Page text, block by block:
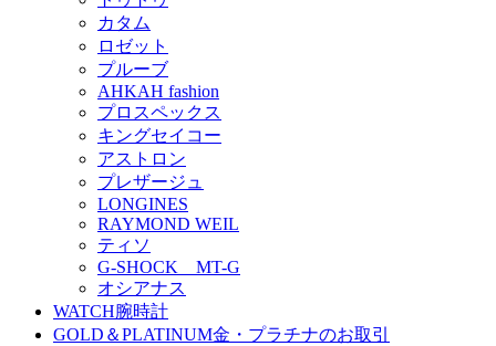
カタム
ロゼット
プルーブ
AHKAH fashion
プロスペックス
キングセイコー
アストロン
プレザージュ
LONGINES
RAYMOND WEIL
ティソ
G-SHOCK MT-G
オシアナス
WATCH腕時計
GOLD＆PLATINUM金・プラチナのお取引